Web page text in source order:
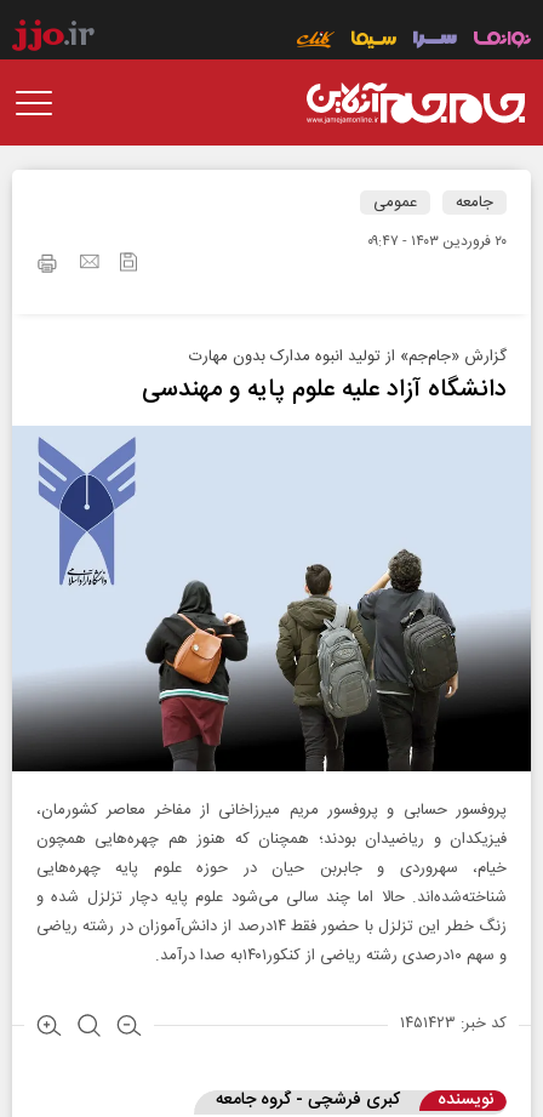
جامعه عمومی
۲۰ فروردين ۱۴۰۳ - ۰۹:۴۷
گزارش «جام‌جم» از تولید انبوه مدارک بدون مهارت
دانشگاه آزاد علیه علوم پایه و مهندسی
پروفسور حسابی و پروفسور مریم میرزاخانی از مفاخر معاصر کشورمان،
فیزیکدان و ریاضیدان بودند؛ همچنان‌ که هنوز هم چهره‌هایی همچون
خیام، سهروردی و جابربن حیان در حوزه علوم پایه چهره‌هایی
شناخته‌شده‌اند. حالا اما چند سالی می‌شود علوم پایه دچار تزلزل شده و
زنگ خطر این تزلزل با حضور فقط ۱۴درصد از دانش‌آموزان در رشته ریاضی
و سهم ۱۰درصدی رشته ریاضی از کنکور۱۴۰۱به صدا درآمد.
کد خبر: ۱۴۵۱۴۲۳
نویسنده کبری فرشچی - گروه جامعه